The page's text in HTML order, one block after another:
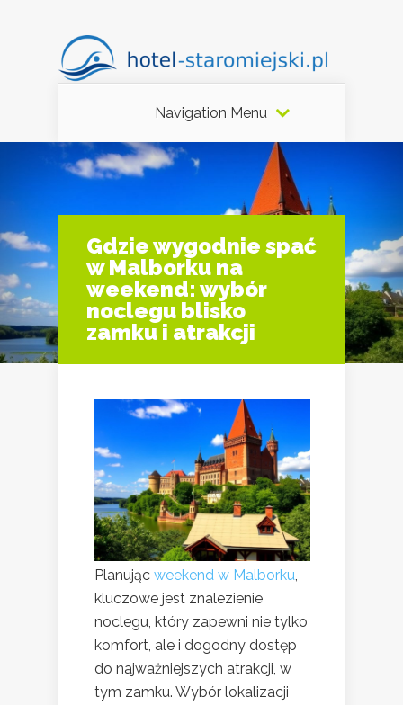
Navigation Menu
Gdzie wygodnie spać
w Malborku na
weekend: wybór
noclegu blisko
zamku i atrakcji
Planując weekend w Malborku
kluczowe jest znalezienie
noclegu, który zapewni nie tylko
komfort, ale i dogodny dostęp
do najważniejszych atrakcji, w
tym zamku. Wybór lokalizacji